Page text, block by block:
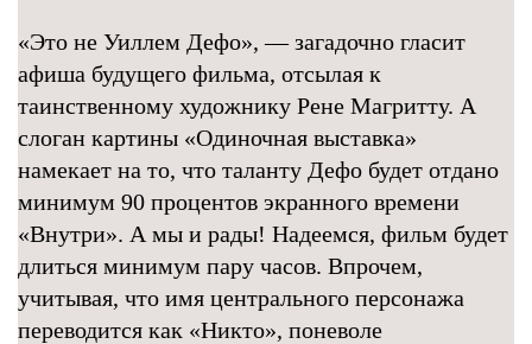
«Это не Уиллем Дефо», — загадочно гласит
афиша будущего фильма, отсылая к
таинственному художнику Рене Магритту. А
слоган картины «Одиночная выставка»
намекает на то, что таланту Дефо будет отдано
минимум 90 процентов экранного времени
«Внутри». А мы и рады! Надеемся, фильм будет
длиться минимум пару часов. Впрочем,
учитывая, что имя центрального персонажа
переводится как «Никто», поневоле